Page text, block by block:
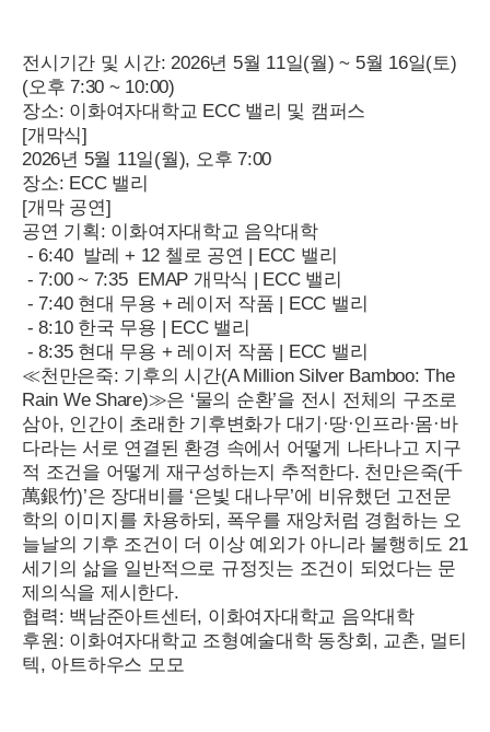
전시기간 및 시간: 2026년 5월 11일(월) ~ 5월 16일(토)
(오후 7:30 ~ 10:00)
장소: 이화여자대학교 ECC 밸리 및 캠퍼스
[개막식]
2026년 5월 11일(월), 오후 7:00
장소: ECC 밸리
[개막 공연]
공연 기획: 이화여자대학교 음악대학
- 6:40  발레 + 12 첼로 공연 | ECC 밸리
- 7:00 ~ 7:35  EMAP 개막식 | ECC 밸리
- 7:40 현대 무용 + 레이저 작품 | ECC 밸리
- 8:10 한국 무용 | ECC 밸리
- 8:35 현대 무용 + 레이저 작품 | ECC 밸리
≪천만은죽: 기후의 시간(A Million Silver Bamboo: The
Rain We Share)≫은 ‘물의 순환’을 전시 전체의 구조로
삼아, 인간이 초래한 기후변화가 대기·땅·인프라·몸·바
다라는 서로 연결된 환경 속에서 어떻게 나타나고 지구
적 조건을 어떻게 재구성하는지 추적한다. 천만은죽(千
萬銀竹)’은 장대비를 ‘은빛 대나무’에 비유했던 고전문
학의 이미지를 차용하되, 폭우를 재앙처럼 경험하는 오
늘날의 기후 조건이 더 이상 예외가 아니라 불행히도 21
세기의 삶을 일반적으로 규정짓는 조건이 되었다는 문
제의식을 제시한다.
협력: 백남준아트센터, 이화여자대학교 음악대학
후원: 이화여자대학교 조형예술대학 동창회, 교촌, 멀티
텍, 아트하우스 모모